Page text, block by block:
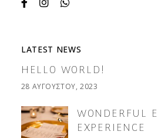
LATEST NEWS
HELLO WORLD!
28 ΑΥΓΟΎΣΤΟΥ, 2023
WONDERFUL
EXPERIENCE